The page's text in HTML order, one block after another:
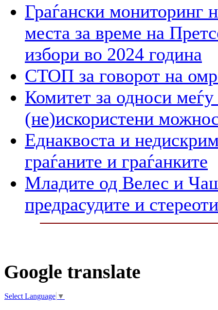
Граѓански мониторинг
места за време на
избори во 2024 година
СТОП за говорот на
Комитет за односи
(не)искористени
Еднаквоста и
граѓаните и граѓанките
Младите од Велес и
предрасудите и
Google translate
Select Language ▼